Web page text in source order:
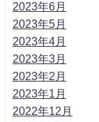
2023年6月
2023年5月
2023年4月
2023年3月
2023年2月
2023年1月
2022年12月